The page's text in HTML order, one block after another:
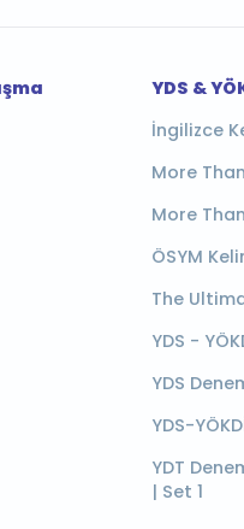
YDS &
İngilizce
More
More
ÖSYM
The
YDS -
YDS
YDS-
YDT
| Set 1